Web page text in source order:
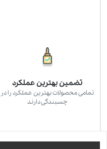
تضمین بهترین عملکرد
تمامی محصولات بهترین عملکرد را در
چسبندگی دارند